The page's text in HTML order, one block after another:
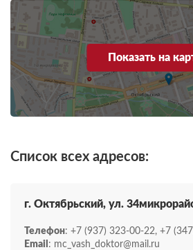
Показать на
Список всех адресов:
г. Октябрьский, ул.
Телефон: +7 (937) 323-00-22, +7
Email : mc_vash_doktor@mail.ru